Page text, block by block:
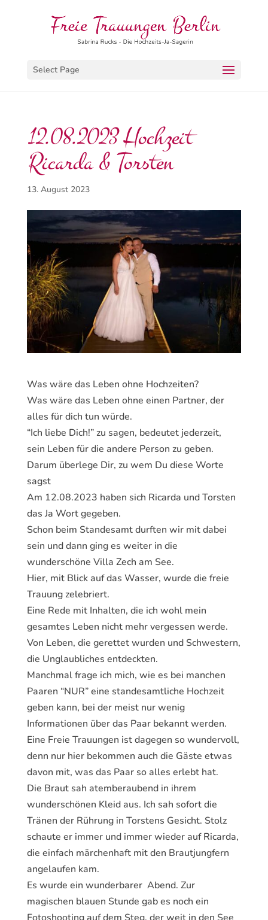
Select Page
12.08.2023 Hochzeit
Ricarda & Torsten
13. August 2023
Was wäre das Leben ohne Hochzeiten?
Was wäre das Leben ohne einen Partner, der
alles für dich tun würde.
“Ich liebe Dich!” zu sagen, bedeutet jederzeit,
sein Leben für die andere Person zu geben.
Darum überlege Dir, zu wem Du diese Worte
sagst
Am 12.08.2023 haben sich Ricarda und Torsten
das Ja Wort gegeben.
Schon beim Standesamt durften wir mit dabei
sein und dann ging es weiter in die
wunderschöne Villa Zech am See.
Hier, mit Blick auf das Wasser, wurde die freie
Trauung zelebriert.
Eine Rede mit Inhalten, die ich wohl mein
gesamtes Leben nicht mehr vergessen werde.
Von Leben, die gerettet wurden und Schwestern,
die Unglaubliches entdeckten.
Manchmal frage ich mich, wie es bei manchen
Paaren “NUR” eine standesamtliche Hochzeit
geben kann, bei der meist nur wenig
Informationen über das Paar bekannt werden.
Eine Freie Trauungen ist dagegen so wundervoll,
denn nur hier bekommen auch die Gäste etwas
davon mit, was das Paar so alles erlebt hat.
Die Braut sah atemberaubend in ihrem
wunderschönen Kleid aus. Ich sah sofort die
Tränen der Rührung in Torstens Gesicht. Stolz
schaute er immer und immer wieder auf Ricarda,
die einfach märchenhaft mit den Brautjungfern
angelaufen kam.
Es wurde ein wunderbarer Abend. Zur
magischen blauen Stunde gab es noch ein